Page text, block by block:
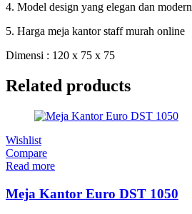
4. Model design yang elegan dan modern
5. Harga meja kantor staff murah online
Dimensi : 120 x 75 x 75
Related products
Wishlist
Compare
Read more
Meja Kantor Euro DST 1050